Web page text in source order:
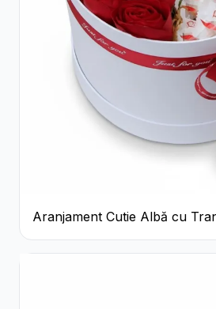
Aranjament Cutie Albă cu
Roșii și Raffaello